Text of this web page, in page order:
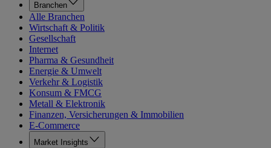
Branchen
Alle Branchen
Wirtschaft & Politik
Gesellschaft
Internet
Pharma & Gesundheit
Energie & Umwelt
Verkehr & Logistik
Konsum & FMCG
Metall & Elektronik
Finanzen, Versicherungen & Immobilien
E-Commerce
Market Insights